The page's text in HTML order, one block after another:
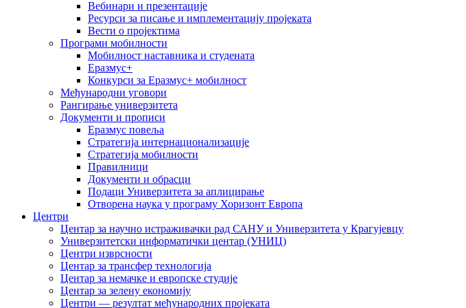
Вебинари и презентације
Ресурси за писање и имплементацију пројеката
Вести о пројектима
Програми мобилности
Мобилност наставника и студената
Еразмус+
Конкурси за Еразмус+ мобилност
Међународни уговори
Рангирање универзитета
Документи и прописи
Еразмус повеља
Стратегија интернационализације
Стратегија мобилности
Правилници
Документи и обрасци
Подаци Универзитета за аплицирање
Отворена наука у програму Хоризонт Европа
Центри
Центар за научно истраживачки рад САНУ и Универзитета у Крагујевцу
Универзитетски информатички центар (УНИЦ)
Центри изврсности
Центар за трансфер технологија
Центар за немачке и европске студије
Центар за зелену економију
Центри — резултат међународних пројеката